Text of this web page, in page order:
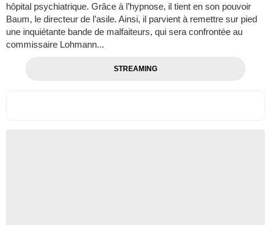
hôpital psychiatrique. Grâce à l’hypnose, il tient en son pouvoir
Baum, le directeur de l’asile. Ainsi, il parvient à remettre sur pied
une inquiétante bande de malfaiteurs, qui sera confrontée au
commissaire Lohmann...
STREAMING